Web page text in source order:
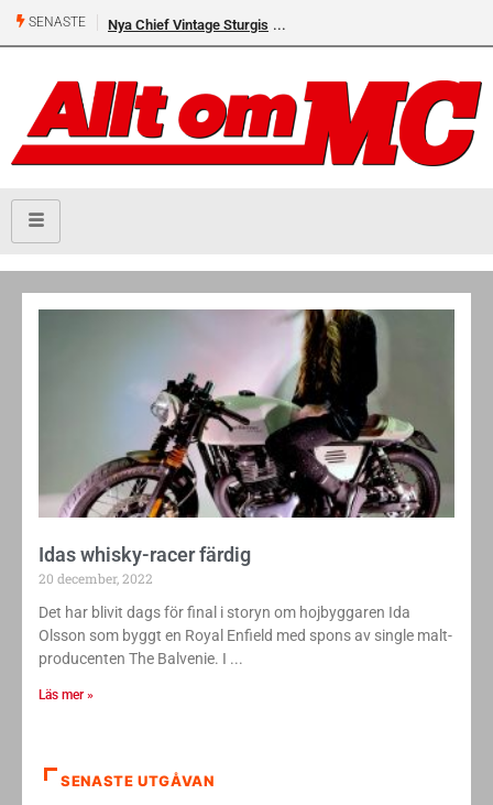
SENASTE Nya Chief Vintage Sturgis
Idas whisky-racer färdig
20 december, 2022
Det har blivit dags för final i storyn om hojbyggaren Ida
Olsson som byggt en Royal Enfield med spons av single malt-
producenten The Balvenie. I
Läs mer »
SENASTE UTGÅVAN